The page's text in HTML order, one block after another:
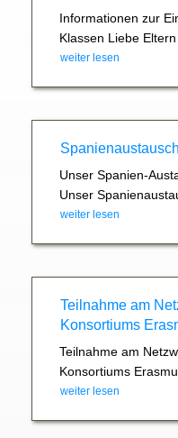
Informationen zur
Klassen Liebe Eltern
weiter lesen
Unser Spanien-
Unser
weiter lesen
Teilnahme am
Konsortiums
Teilnahme am
Konsortiums
weiter lesen